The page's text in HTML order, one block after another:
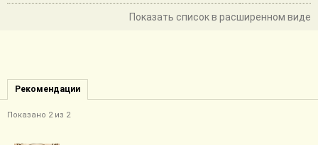
Показать список в расширенном виде
Рекомендации
Показано 2 из 2